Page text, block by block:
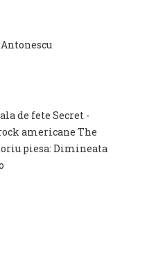
de fete Secret -
americane The
piesa: Dimineata